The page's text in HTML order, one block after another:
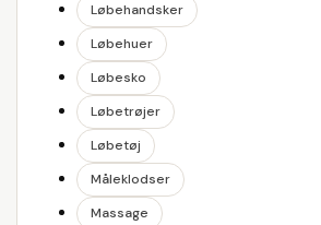
Løbehandsker
Løbehuer
Løbesko
Løbetrøjer
Løbetøj
Måleklodser
Massage